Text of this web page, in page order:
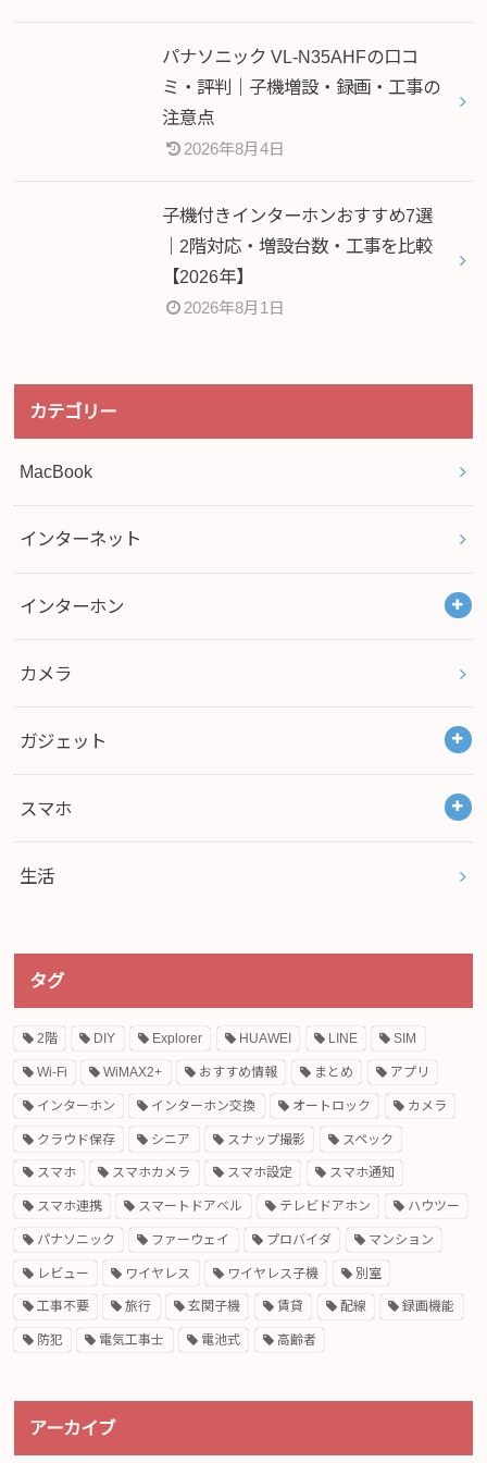
パナソニック VL-N35AHFの口コ
ミ・評判｜子機増設・録画・工事の
注意点
2026年8月4日
子機付きインターホンおすすめ7選
｜2階対応・増設台数・工事を比較
【2026年】
2026年8月1日
カテゴリー
MacBook
インターネット
インターホン
カメラ
ガジェット
スマホ
生活
タグ
2階 DIY Explorer HUAWEI LINE SIM
Wi-Fi WiMAX2+ おすすめ情報 まとめ アプリ
インターホン インターホン交換 オートロック カメラ
クラウド保存 シニア スナップ撮影 スペック
スマホ スマホカメラ スマホ設定 スマホ通知
スマホ連携 スマートドアベル テレビドアホン ハウツー
パナソニック ファーウェイ プロバイダ マンション
レビュー ワイヤレス ワイヤレス子機 別室
工事不要 旅行 玄関子機 賃貸 配線 録画機能
防犯 電気工事士 電池式 高齢者
アーカイブ